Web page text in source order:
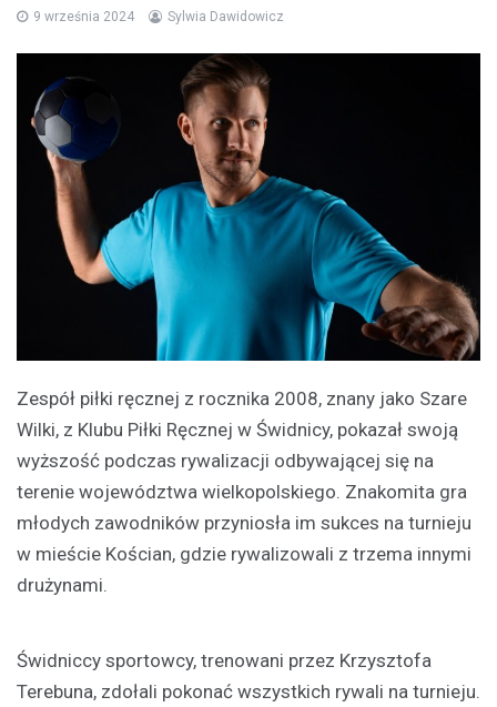
9 września 2024 Sylwia Dawidowicz
Zespół piłki ręcznej z rocznika 2008, znany jako Szare
Wilki, z Klubu Piłki Ręcznej w Świdnicy, pokazał swoją
wyższość podczas rywalizacji odbywającej się na
terenie województwa wielkopolskiego. Znakomita gra
młodych zawodników przyniosła im sukces na turnieju
w mieście Kościan, gdzie rywalizowali z trzema innymi
drużynami.
Świdniccy sportowcy, trenowani przez Krzysztofa
Terebuna, zdołali pokonać wszystkich rywali na turnieju.